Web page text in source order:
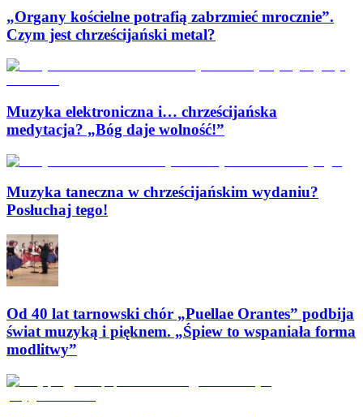
„Organy kościelne potrafią zabrzmieć mrocznie”.
Czym jest chrześcijański metal?
Muzyka elektroniczna i… chrześcijańska
medytacja? „Bóg daje wolność!”
Muzyka taneczna w chrześcijańskim wydaniu?
Posłuchaj tego!
Od 40 lat tarnowski chór „Puellae Orantes” podbija
świat muzyką i pięknem. „Śpiew to wspaniała forma
modlitwy”